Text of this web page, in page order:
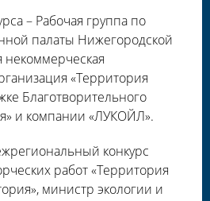
– Рабочая группа по
палаты Нижегородской
некоммерческая
«Территория
Благотворительного
и компании «ЛУКОЙЛ».
конкурс
работ «Территория
министр экологии и